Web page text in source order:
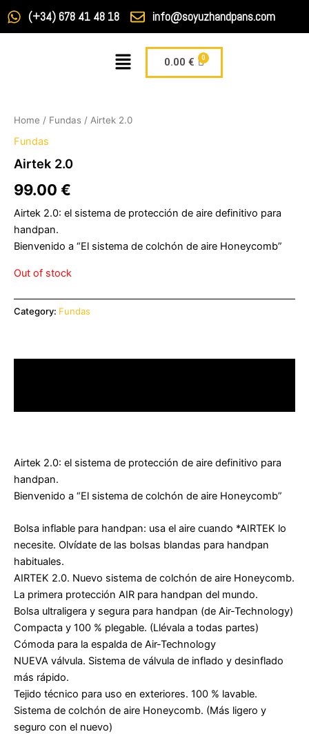
(+34) 678 41 48 18 info@soyuzhandpans.com
Menú 0.00 € Carrito
Home / Fundas / Airtek 2.0
Fundas
Airtek 2.0
99.00 €
Airtek 2.0: el sistema de protección de aire definitivo para
handpan.
Bienvenido a “El sistema de colchón de aire Honeycomb”
Out of stock
Category: Fundas
Airtek 2.0: el sistema de protección de aire definitivo para
handpan.
Bienvenido a “El sistema de colchón de aire Honeycomb”
Bolsa inflable para handpan: usa el aire cuando *AIRTEK lo
necesite. Olvídate de las bolsas blandas para handpan
habituales.
AIRTEK 2.0. Nuevo sistema de colchón de aire Honeycomb.
La primera protección AIR para handpan del mundo.
Bolsa ultraligera y segura para handpan (de Air-Technology)
Compacta y 100 % plegable. (Llévala a todas partes)
Cómoda para la espalda de Air-Technology
NUEVA válvula. Sistema de válvula de inflado y desinflado
más rápido.
Tejido técnico para uso en exteriores. 100 % lavable.
Sistema de colchón de aire Honeycomb. (Más ligero y
seguro con el nuevo)